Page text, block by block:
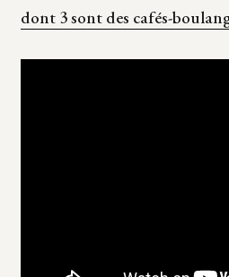
dont 3 sont des cafés-